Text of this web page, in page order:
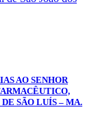
AO SENHOR
SÃO LUÍS – MA.